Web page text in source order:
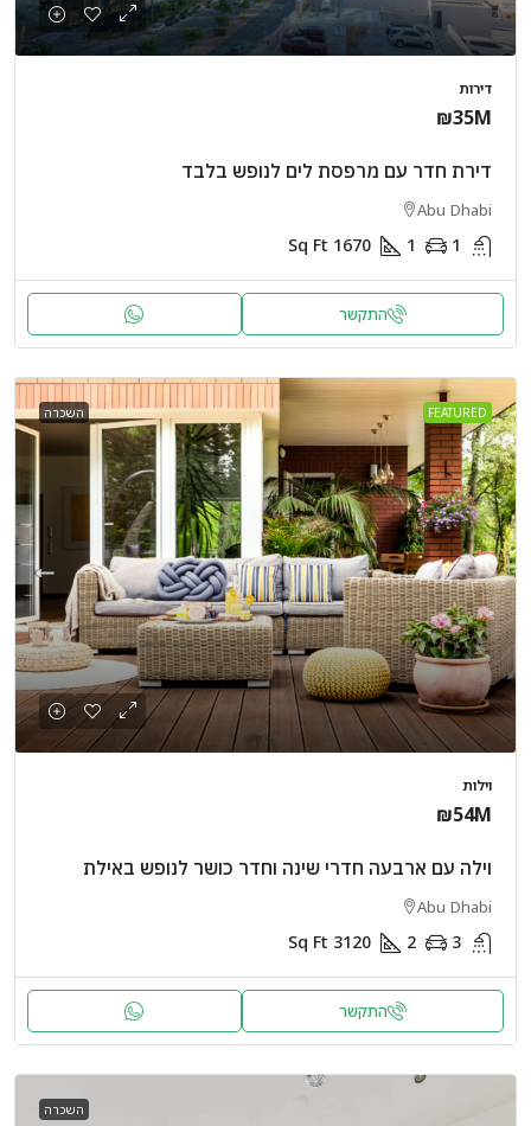
דירות
₪35M
דירת חדר עם מרפסת לים לנופש בלבד
Abu Dhabi
1
1
1670
Sq Ft
התקשר
FEATURED השכרה
וילות
₪54M
וילה עם ארבעה חדרי שינה וחדר כושר לנופש באילת
Abu Dhabi
3
2
3120
Sq Ft
התקשר
השכרה